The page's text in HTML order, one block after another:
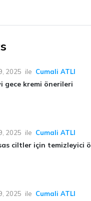
2025 ile Cumali ATLI
gece kremi önerileri
2025 ile Cumali ATLI
ciltler için temizleyici
2025 ile Cumali ATLI